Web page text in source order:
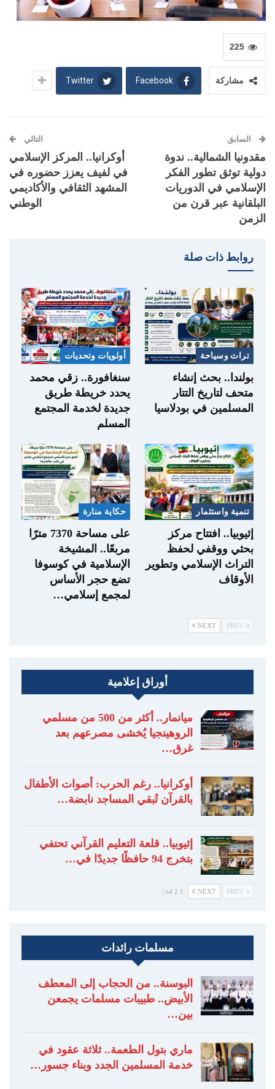
225
مشاركة Facebook
Twitter
السابق
مقدونيا الشمالية.. ندوة
دولية توثق تطور الفكر
الإسلامي في الدوريات
البلقانية عبر قرن من
الزمن
التالي
أوكرانيا.. المركز الإسلامي
في لفيف يعزز حضوره في
المشهد الثقافي والأكاديمي
الوطني
روابط ذات صلة
تراث وسياحة
بولندا.. بحث إنشاء
متحف لتاريخ التتار
المسلمين في بودلاسيا
أولويات وتحديات
سنغافورة.. زقي محمد
يحدد خريطة طريق
جديدة لخدمة المجتمع
المسلم
تنمية واستثمار
إثيوبيا.. افتتاح مركز
بحثي ووقفي لحفظ
التراث الإسلامي وتطوير
الأوقاف
حكاية منارة
على مساحة 7370 مترًا
مربعًا.. المشيخة
الإسلامية في كوسوفا
تضع حجر الأساس
لمجمع إسلامي…
NEXT
أوراق إعلامية
ميانمار.. أكثر من 500 من مسلمي
الروهينجيا يُخشى مصرعهم بعد
غرق…
أوكرانيا.. رغم الحرب: أصوات الأطفال
بالقرآن تُبقي المساجد نابضة…
إثيوبيا.. قلعة التعليم القرآني تحتفي
بتخرج 94 حافظًا جديدًا في…
NEXT
1 od 2 |
مسلمات رائدات
البوسنة.. من الحجاب إلى المعطف
الأبيض.. طبيبات مسلمات يجمعن
بين…
ماري بتول الطعمة.. ثلاثة عقود في
خدمة المسلمين الجدد وبناء جسور…